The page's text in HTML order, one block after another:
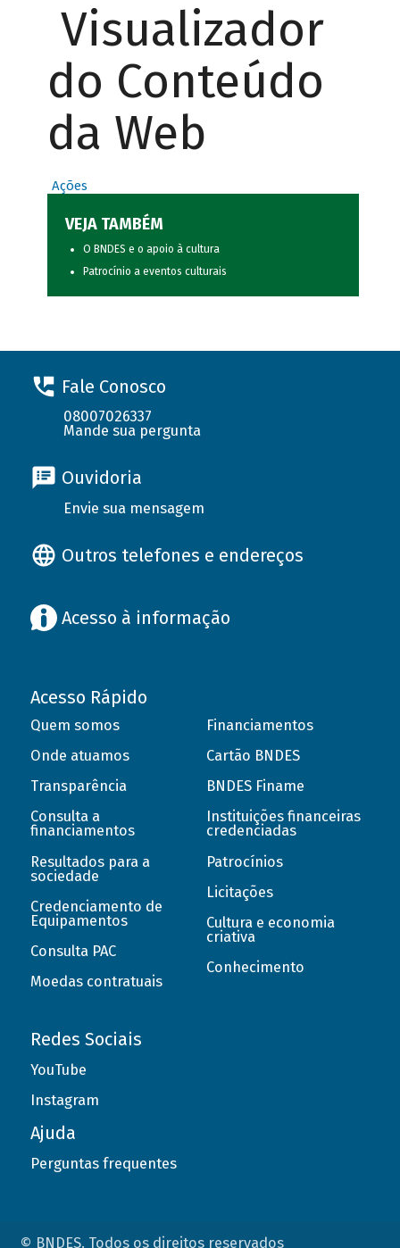
Visualizador
do Conteúdo
da Web
Ações
VEJA TAMBÉM
O BNDES e o apoio à cultura
Patrocínio a eventos culturais
Fale Conosco
08007026337
Mande sua pergunta
Ouvidoria
Envie sua mensagem
Outros telefones e endereços
Acesso à informação
Acesso Rápido
Quem somos
Onde atuamos
Transparência
Consulta a
financiamentos
Resultados para a
sociedade
Credenciamento de
Equipamentos
Consulta PAC
Moedas contratuais
Financiamentos
Cartão BNDES
BNDES Finame
Instituições financeiras
credenciadas
Patrocínios
Licitações
Cultura e economia
criativa
Conhecimento
Redes Sociais
YouTube
Instagram
Ajuda
Perguntas frequentes
© BNDES. Todos os direitos reservados